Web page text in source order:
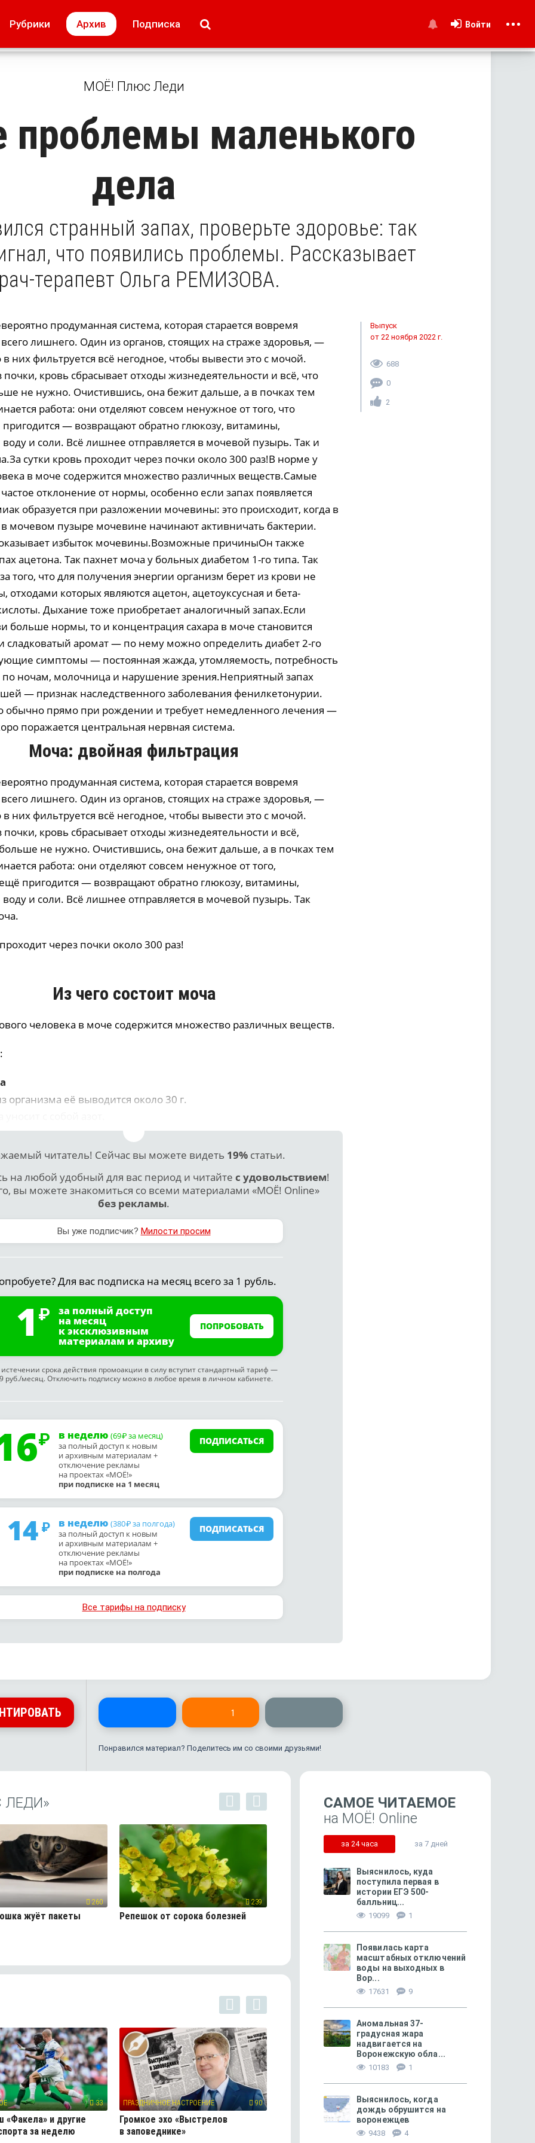
Рубрики Архив Подписка Войти
МОЁ! Плюс Липецк
Образование + карьера
Свадьба недели
МОЁ! Плюс Леди
проблемы маленького
дела
странный запах, проверьте здоровье: так
что появились проблемы. Рассказывает
терапевт Ольга РЕМИЗОВА.
продуманная система, которая старается вовремя
всего лишнего. Один из органов, стоящих на страже здоровья, —
них фильтруется всё негодное, чтобы вывести это с мочой.
почки, кровь сбрасывает отходы жизнедеятельности и всё, что
не нужно. Очистившись, она бежит дальше, а в почках тем
работа: они отделяют совсем ненужное от того, что
— возвращают обратно глюкозу, витамины,
и соли. Всё лишнее отправляется в мочевой пузырь. Так и
сутки кровь проходит через почки около 300 раз!В норме у
в моче содержится множество различных веществ.Самые
отклонение от нормы, особенно если запах появляется
образуется при разложении мочевины: это происходит, когда в
мочевом пузыре мочевине начинают активничать бактерии.
избыток мочевины.Возможные причиныОн также
ацетона. Так пахнет моча у больных диабетом 1-го типа. Так
того, что для получения энергии организм берет из крови не
отходами которых являются ацетон, ацетоуксусная и бета-
Дыхание тоже приобретает аналогичный запах.Если
больше нормы, то и концентрация сахара в моче становится
аромат — по нему можно определить диабет 2-го
симптомы — постоянная жажда, утомляемость, потребность
по ночам, молочница и нарушение зрения.Неприятный запах
— признак наследственного заболевания фенилкетонурии.
обычно прямо при рождении и требует немедленного лечения —
поражается центральная нервная система.
Моча: двойная фильтрация
продуманная система, которая старается вовремя
всего лишнего. Один из органов, стоящих на страже здоровья, —
них фильтруется всё негодное, чтобы вывести это с мочой.
почки, кровь сбрасывает отходы жизнедеятельности и всё,
не нужно. Очистившись, она бежит дальше, а в почках тем
работа: они отделяют совсем ненужное от того,
пригодится — возвращают обратно глюкозу, витамины,
и соли. Всё лишнее отправляется в мочевой пузырь. Так
через почки около 300 раз!
Из чего состоит моча
человека в моче содержится множество различных веществ.
организма её выводится около 30 г.
читатель! Сейчас вы можете видеть 19%статьи.
на любой удобный для вас период и читайте с удовольствием!
вы можете знакомиться со всеми материалами «МОЁ! Online»
без рекламы.
Вы уже подписчик? Милости просим
Для вас подписка на месяц всего за 1 рубль.
1 за полный доступ
на месяц
к эксклюзивным
материалам и архиву
ПОПРОБОВАТЬ
срока действия промоакции в силу вступит стандартный тариф —
руб./месяц. Отключить подписку можно в любое время в личном кабинете.
в неделю (69₽ за месяц)
за полный доступ к новым
и архивным материалам +
отключение рекламы
на проектах «МОЁ!»
при подписке на 1 месяц
ПОДПИСАТЬСЯ
14 в неделю (380₽ за полгода)
за полный доступ к новым
и архивным материалам +
отключение рекламы
на проектах «МОЁ!»
при подписке на полгода
ПОДПИСАТЬСЯ
Все тарифы на подписку
Выпуск
от 22 ноября 2022 г.
688
0
2
1
Понравился материал? Поделитесь им со своими друзьями!
260
жуёт пакеты
239
Репешок от сорока болезней Хвощ: древнейшее лекарство
33
«Факела» и другие
за неделю
ПРАЗДНИЧНОЕ НАСТРОЕНИЕ 90
Громкое эхо «Выстрелов
в заповеднике»
СВОБОДНОЕ ВРЕМЯ 28
Тамань — «город трёх морей»
САМОЕ ЧИТАЕМОЕ
на МОЁ! Online
за 24 часа за 7 дней
Выяснилось, куда
поступила первая в
истории ЕГЭ 500-
балльниц...
19099 1
Появилась карта
масштабных отключений
воды на выходных в
Вор...
17631 9
Аномальная 37-
градусная жара
надвигается на
Воронежскую обла...
10183 1
Выяснилось, когда
дождь обрушится на
воронежцев
9438 4